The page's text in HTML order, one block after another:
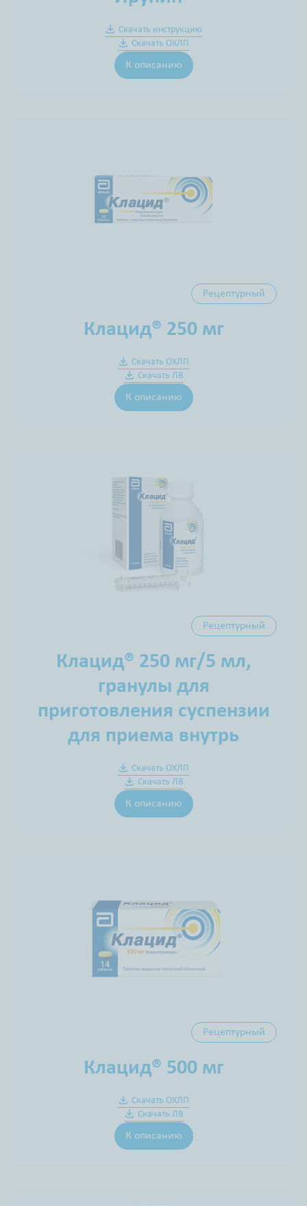
Скачать инструкцию
Скачать ОХЛП
К описанию
Рецептурный
Клацид® 250 мг
Скачать ОХЛП
Скачать ЛВ
К описанию
Рецептурный
Клацид® 250 мг/5 мл,
гранулы для
приготовления суспензии
для приема внутрь
Скачать ОХЛП
Скачать ЛВ
К описанию
Рецептурный
Клацид® 500 мг
Скачать ОХЛП
Скачать ЛВ
К описанию